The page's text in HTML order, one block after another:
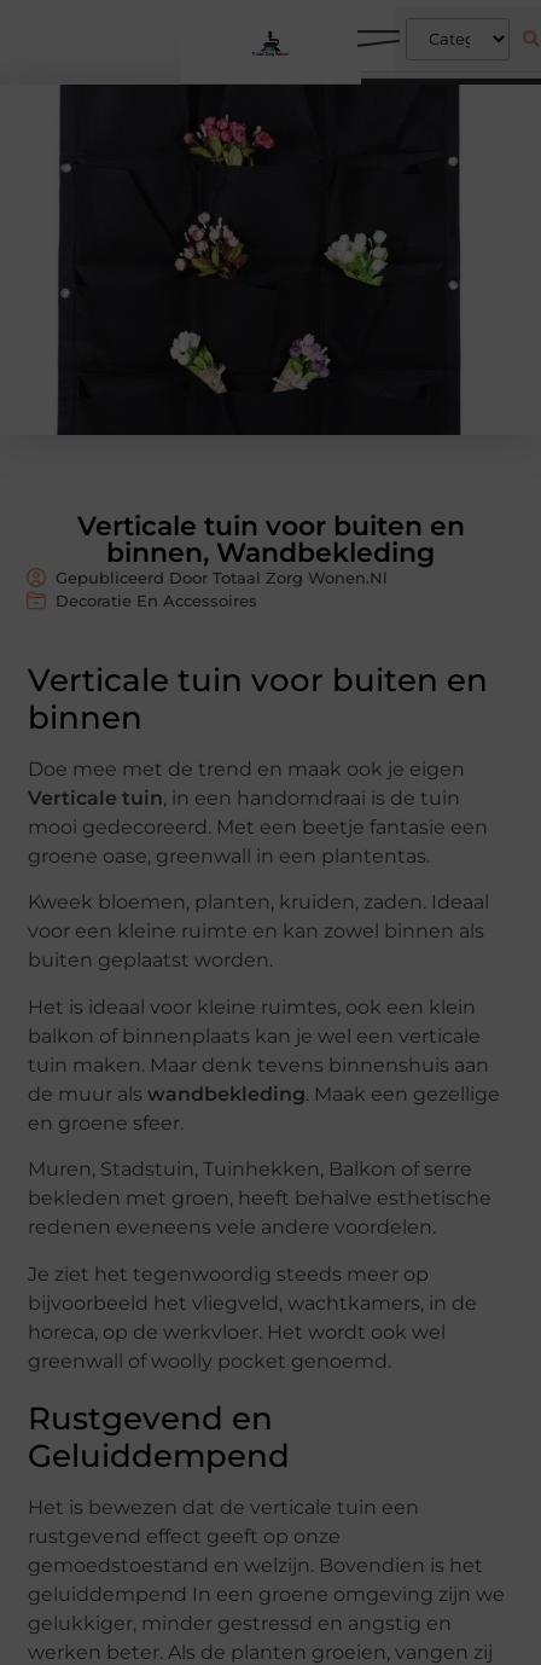
Verticale tuin voor buiten en
binnen, Wandbekleding
Gepubliceerd Door Totaal Zorg Wonen.nl
Decoratie En Accessoires
Verticale tuin voor buiten en
binnen
Doe mee met de trend en maak ook je eigen
Verticale tuin, in een handomdraai is de tuin
mooi gedecoreerd. Met een beetje fantasie een
groene oase, greenwall in een plantentas.
Kweek bloemen, planten, kruiden, zaden. Ideaal
voor een kleine ruimte en kan zowel binnen als
buiten geplaatst worden.
Het is ideaal voor kleine ruimtes, ook een klein
balkon of binnenplaats kan je wel een verticale
tuin maken. Maar denk tevens binnenshuis aan
de muur alswandbekleding. Maak een gezellige
en groene sfeer.
Muren, Stadstuin, Tuinhekken, Balkon of serre
bekleden met groen, heeft behalve esthetische
redenen eveneens vele andere voordelen.
Je ziet het tegenwoordig steeds meer op
bijvoorbeeld het vliegveld, wachtkamers, in de
horeca, op de werkvloer. Het wordt ook wel
greenwall of woolly pocket genoemd.
Rustgevend en
Geluiddempend
Het is bewezen dat de verticale tuin een
rustgevend effect geeft op onze
gemoedstoestand en welzijn. Bovendien is het
geluiddempend In een groene omgeving zijn we
gelukkiger, minder gestressd en angstig en
werken beter. Als de planten groeien, vangen zij